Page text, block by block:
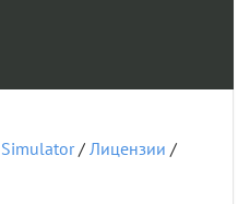
Simulator/ Лицензии /